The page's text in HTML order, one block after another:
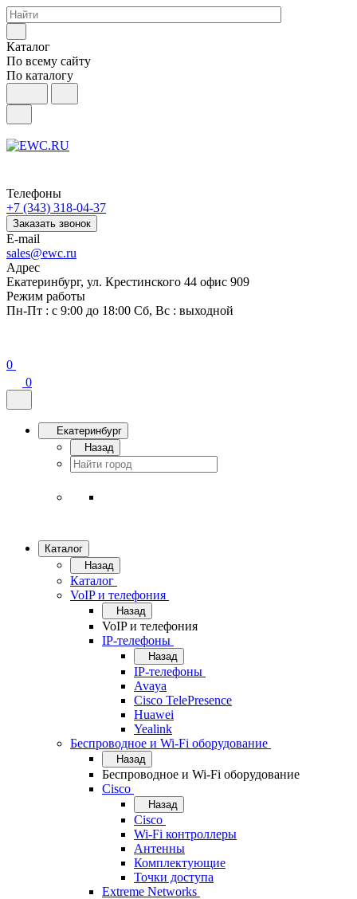
Каталог
По всему сайту
По каталогу
Телефоны
+7 (343) 318-04-37
Заказать звонок
E-mail
sales@ewc.ru
Адрес
Екатеринбург, ул. Крестинского 44 офис 909
Режим работы
Пн-Пт : с 9:00 до 18:00 Сб, Вс : выходной
0
0
Екатеринбург
Назад
Каталог
Назад
Каталог
VoIP и телефония
Назад
VoIP и телефония
IP-телефоны
Назад
IP-телефоны
Avaya
Cisco TelePresence
Huawei
Yealink
Беспроводное и Wi-Fi оборудование
Назад
Беспроводное и Wi-Fi оборудование
Cisco
Назад
Cisco
Wi-Fi контроллеры
Антенны
Комплектующие
Точки доступа
Extreme Networks